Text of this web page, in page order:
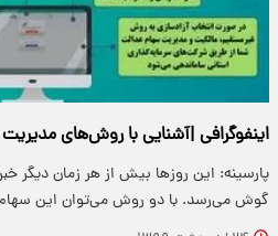
اینفوگرافی |آشنایی با روش‌های
پارسینه: این روز‌ها بیش از هر زمان دیگر
گوش می‌رسد. با دو روش می‌توان این